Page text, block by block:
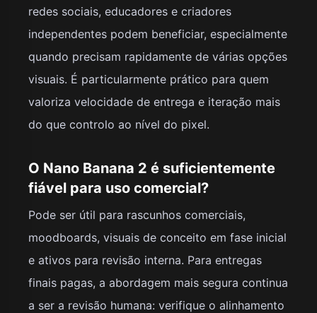
redes sociais, educadores e criadores
independentes podem beneficiar, especialmente
quando precisam rapidamente de várias opções
visuais. É particularmente prático para quem
valoriza velocidade de entrega e iteração mais
do que controlo ao nível do pixel.
O Nano Banana 2 é suficientemente
fiável para uso comercial?
Pode ser útil para rascunhos comerciais,
moodboards, visuais de conceito em fase inicial
e ativos para revisão interna. Para entregas
finais pagas, a abordagem mais segura continua
a ser a revisão humana: verifique o alinhamento